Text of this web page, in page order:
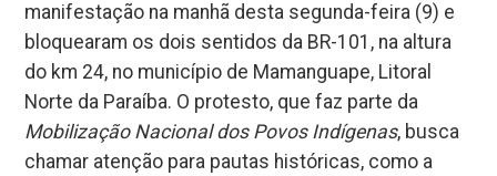
manifestação na manhã desta segunda-feira (9) e
bloquearam os dois sentidos da BR-101, na altura
do km 24, no município de Mamanguape, Litoral
Norte da Paraíba. O protesto, que faz parte da
Mobilização Nacional dos Povos Indígenas, busca
chamar atenção para pautas históricas, como a